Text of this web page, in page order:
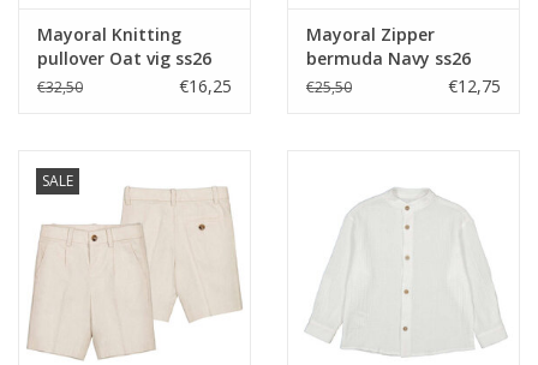
Mayoral Knitting
pullover Oat vig ss26
€32,50 €16,25
Mayoral Zipper
bermuda Navy ss26
€25,50 €12,75
SALE